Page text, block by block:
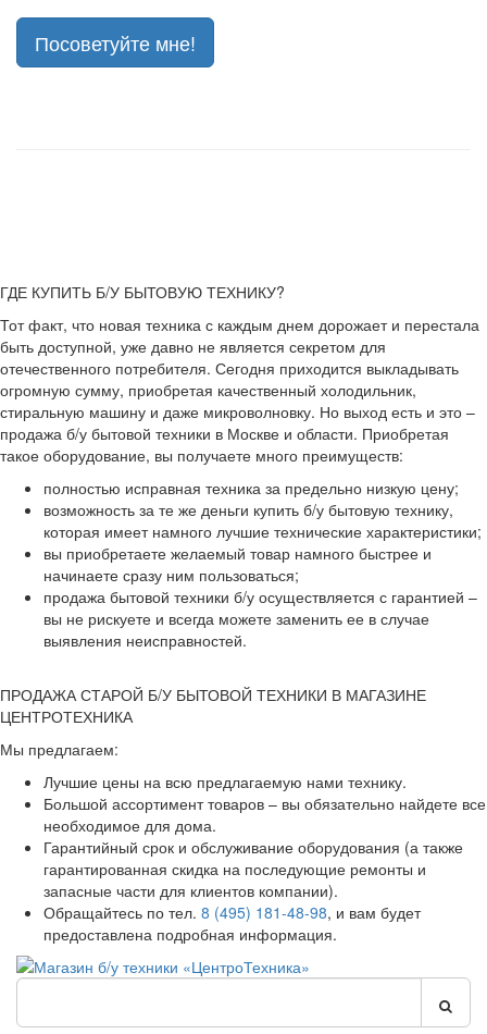
Посоветуйте мне!
ГДЕ КУПИТЬ Б/У БЫТОВУЮ ТЕХНИКУ?
Тот факт, что новая техника с каждым днем дорожает и перестала
быть доступной, уже давно не является секретом для
отечественного потребителя. Сегодня приходится выкладывать
огромную сумму, приобретая качественный холодильник,
стиральную машину и даже микроволновку. Но выход есть и это –
продажа б/у бытовой техники в Москве и области. Приобретая
такое оборудование, вы получаете много преимуществ:
полностью исправная техника за предельно низкую цену;
возможность за те же деньги купить б/у бытовую технику,
которая имеет намного лучшие технические характеристики;
вы приобретаете желаемый товар намного быстрее и
начинаете сразу ним пользоваться;
продажа бытовой техники б/у осуществляется с гарантией –
вы не рискуете и всегда можете заменить ее в случае
выявления неисправностей.
ПРОДАЖА СТАРОЙ Б/У БЫТОВОЙ ТЕХНИКИ В МАГАЗИНЕ
ЦЕНТРОТЕХНИКА
Мы предлагаем:
Лучшие цены на всю предлагаемую нами технику.
Большой ассортимент товаров – вы обязательно найдете все
необходимое для дома.
Гарантийный срок и обслуживание оборудования (а также
гарантированная скидка на последующие ремонты и
запасные части для клиентов компании).
Обращайтесь по тел. 8 (495) 181-48-98, и вам будет
предоставлена подробная информация.